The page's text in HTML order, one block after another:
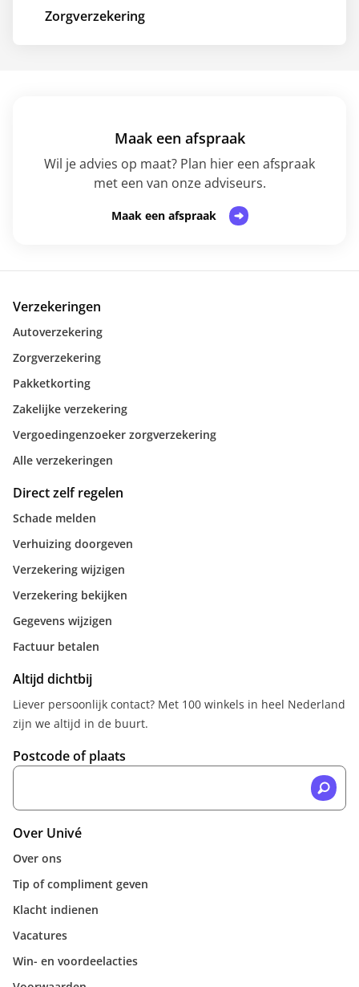
Zorg­verzekering
Maak een afspraak
Wil je advies op maat? Plan hier een afspraak
met een van onze adviseurs.
Maak een afspraak
Verzekeringen
Autoverzekering
Zorgverzekering
Pakketkorting
Zakelijke verzekering
Vergoedingenzoeker zorgverzekering
Alle verzekeringen
Direct zelf regelen
Schade melden
Verhuizing doorgeven
Verzekering wijzigen
Verzekering bekijken
Gegevens wijzigen
Factuur betalen
Altijd dichtbij
Liever persoonlijk contact? Met 100 winkels in heel Nederland
zijn we altijd in de buurt.
Postcode of plaats
Over Univé
Over ons
Tip of compliment geven
Klacht indienen
Vacatures
Win- en voordeelacties